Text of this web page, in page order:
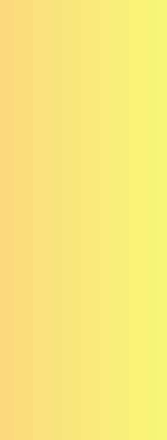
quả là
học.
hoạt